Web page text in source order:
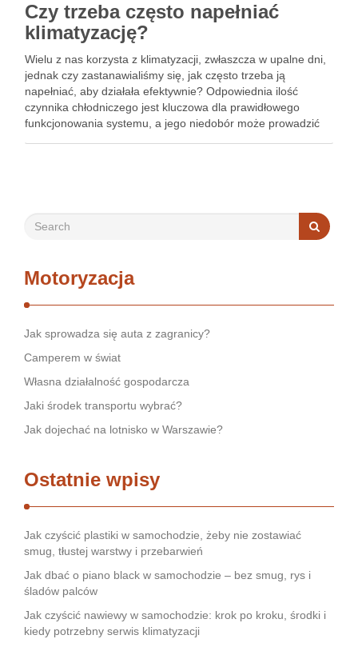
Czy trzeba często napełniać
klimatyzację?
Wielu z nas korzysta z klimatyzacji, zwłaszcza w upalne dni,
jednak czy zastanawialiśmy się, jak często trzeba ją
napełniać, aby działała efektywnie? Odpowiednia ilość
czynnika chłodniczego jest kluczowa dla prawidłowego
funkcjonowania systemu, a jego niedobór może prowadzić
Motoryzacja
Jak sprowadza się auta z zagranicy?
Camperem w świat
Własna działalność gospodarcza
Jaki środek transportu wybrać?
Jak dojechać na lotnisko w Warszawie?
Ostatnie wpisy
Jak czyścić plastiki w samochodzie, żeby nie zostawiać
smug, tłustej warstwy i przebarwień
Jak dbać o piano black w samochodzie – bez smug, rys i
śladów palców
Jak czyścić nawiewy w samochodzie: krok po kroku, środki i
kiedy potrzebny serwis klimatyzacji